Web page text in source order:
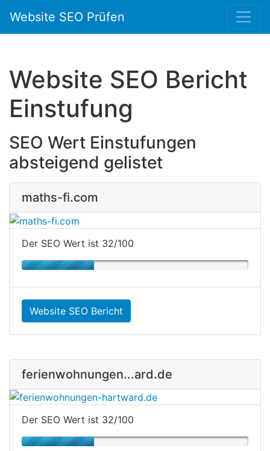
Website SEO Prüfen
Website SEO Bericht
Einstufung
SEO Wert Einstufungen
absteigend gelistet
maths-fi.com
Der SEO Wert ist 32/100
Website SEO Bericht
ferienwohnungen...ard.de
Der SEO Wert ist 32/100